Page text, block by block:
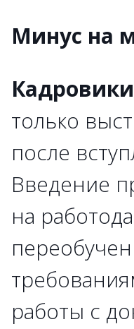
Минус на
только
после
Введение
на
работы с